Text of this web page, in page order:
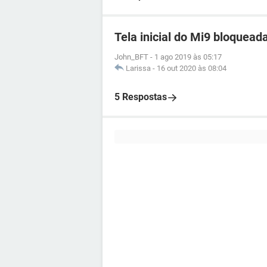
Tela inicial do Mi9
John_BFT - 1 ago 2019 às 05:17
Larissa - 16 out 2020 às 08:04
5 Respostas